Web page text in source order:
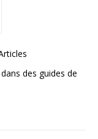
des guides de